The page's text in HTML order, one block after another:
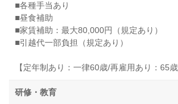
■各種手当あり
■昼食補助
■家賃補助：最大80,000円（規定あり）
■引越代一部負担（規定あり）
【定年制あり：一律60歳/再雇用あり：65歳
研修・教育